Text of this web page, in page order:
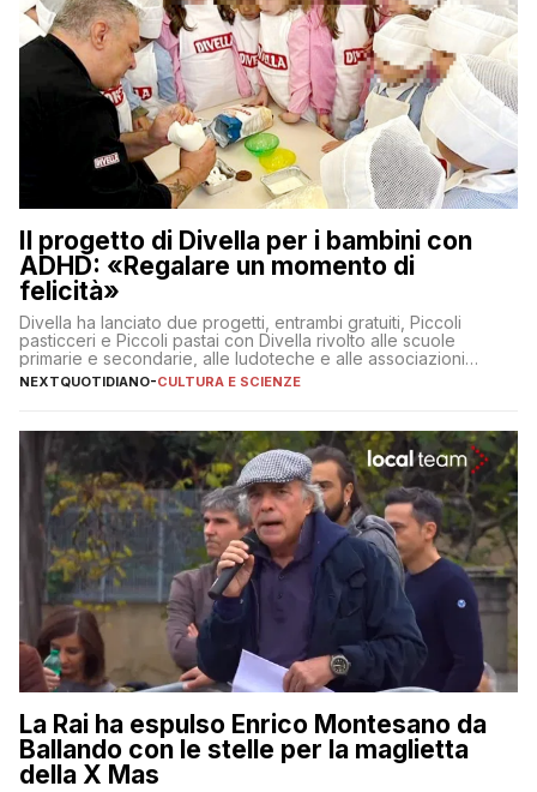
Il progetto di Divella per i bambini con
ADHD: «Regalare un momento di
felicità»
Divella ha lanciato due progetti, entrambi gratuiti, Piccoli
pasticceri e Piccoli pastai con Divella rivolto alle scuole
primarie e secondarie, alle ludoteche e alle associazioni
pugliesi che si occupano di bambini con ADHD
NEXTQUOTIDIANO-CULTURA E SCIENZE
La Rai ha espulso Enrico Montesano da
Ballando con le stelle per la maglietta
della X Mas